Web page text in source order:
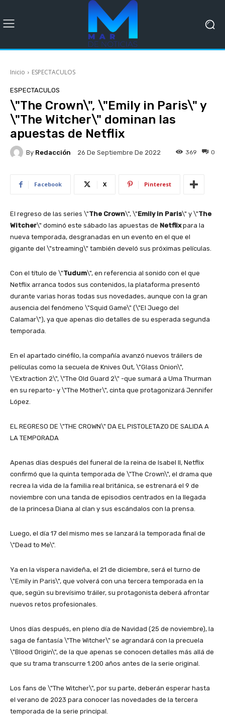
Inicio ESPECTACULOS
ESPECTACULOS
\"The Crown\", \"Emily in Paris\" y
\"The Witcher\" dominan las
apuestas de Netflix
By Redacción 26 De Septiembre De 2022 0
369
Facebook X Pinterest
El regreso de las series \"The Crown\", \"Emily in Paris\" y \"The
Witcher\" dominó este sábado las apuestas de Netflixpara la
nueva temporada, desgranadas en un evento en el que el
gigante del \"streaming\" también develó sus próximas películas.
Con el título de \"Tudum\", en referencia al sonido con el que
Netflix arranca todos sus contenidos, la plataforma presentó
durante varias horas todas sus novedades, aunque con la gran
ausencia del fenómeno \"Squid Game\" (\"El Juego del
Calamar\"), ya que apenas dio detalles de su esperada segunda
temporada.
En el apartado cinéfilo, la compañía avanzó nuevos tráilers de
películas como la secuela de Knives Out, \"Glass Onion\",
\"Extraction 2\", \"The Old Guard 2\" -que sumará a Uma Thurman
en su reparto- y \"The Mother\", cinta que protagonizará Jennifer
López.
EL REGRESO DE \"THE CROWN\" DA EL PISTOLETAZO DE SALIDA A
LA TEMPORADA
Apenas días después del funeral de la reina de Isabel II, Netflix
confirmó que la quinta temporada de \"The Crown\", el drama que
recrea la vida de la familia real británica, se estrenará el 9 de
noviembre con una tanda de episodios centrados en la llegada
de la princesa Diana al clan y sus escándalos con la prensa.
Luego, el día 17 del mismo mes se lanzará la temporada final de
\"Dead to Me\".
Ya en la víspera navideña, el 21 de diciembre, será el turno de
\"Emily in Paris\", que volverá con una tercera temporada en la
que, según su brevísimo tráiler, su protagonista deberá afrontar
nuevos retos profesionales.
Unos días después, en pleno día de Navidad (25 de noviembre), la
saga de fantasía \"The Witcher\" se agrandará con la precuela
\"Blood Origin\", de la que apenas se conocen detalles más allá de
que su trama transcurre 1.200 años antes de la serie original.
Los fans de \"The Witcher\", por su parte, deberán esperar hasta
el verano de 2023 para conocer las novedades de la tercera
temporada de la serie principal.